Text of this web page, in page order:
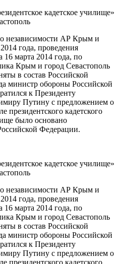
кадетское училище»
независимости АР Крым и
года, проведения
16 марта 2014 года, по
Крым и город Севастополь
в состав Российской
министр обороны Российской
к Президенту
Путину с предложением о
президентского кадетского
было основано
Федерации.
кадетское училище»
независимости АР Крым и
года, проведения
16 марта 2014 года, по
Крым и город Севастополь
в состав Российской
министр обороны Российской
к Президенту
Путину с предложением о
президентского кадетского